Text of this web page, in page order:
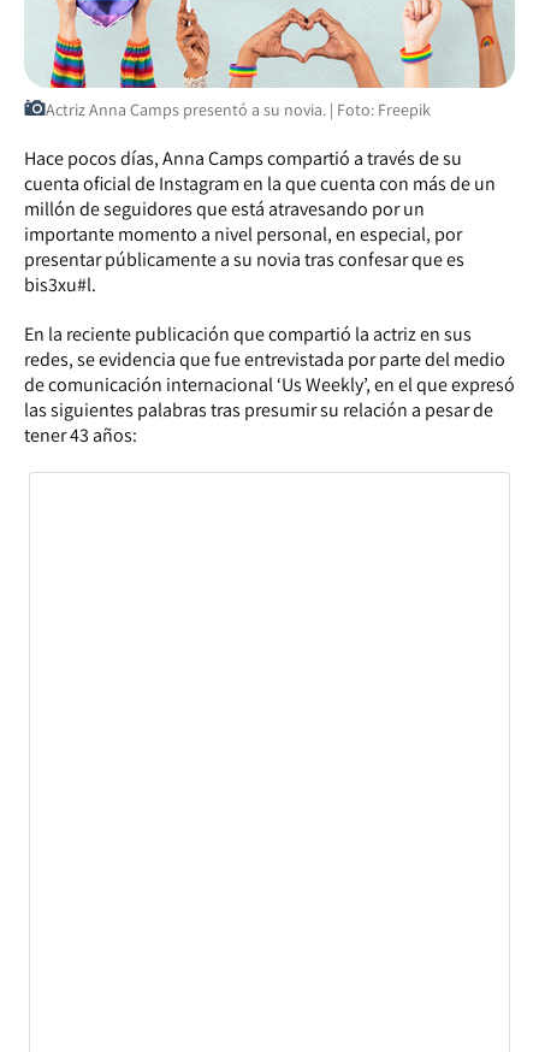
Actriz Anna Camps presentó a su novia. | Foto: Freepik
Hace pocos días, Anna Camps compartió a través de su
cuenta oficial de Instagram en la que cuenta con más de un
millón de seguidores que está atravesando por un
importante momento a nivel personal, en especial, por
presentar públicamente a su novia tras confesar que es
bis3xu#l.
En la reciente publicación que compartió la actriz en sus
redes, se evidencia que fue entrevistada por parte del medio
de comunicación internacional ‘Us Weekly’, en el que expresó
las siguientes palabras tras presumir su relación a pesar de
tener 43 años: